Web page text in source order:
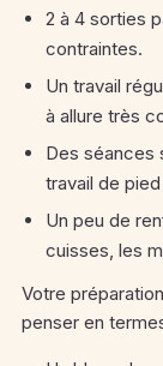
2 à 4 sorties
contraintes.
Un travail
à allure très
Des séances
travail de
Un peu de
cuisses, les
Votre
penser en